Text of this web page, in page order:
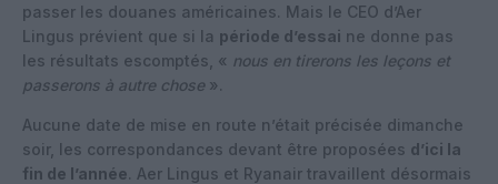
passer les douanes américaines. Mais le CEO d’Aer
Lingus prévient que si la période d’essai ne donne pas
les résultats escomptés, « nous en tirerons les leçons et
passerons à autre chose ».
Aucune date de mise en route n’était précisée dimanche
soir, les correspondances devant être proposées d’ici la
fin de l’année. Aer Lingus et Ryanair travaillent désormais